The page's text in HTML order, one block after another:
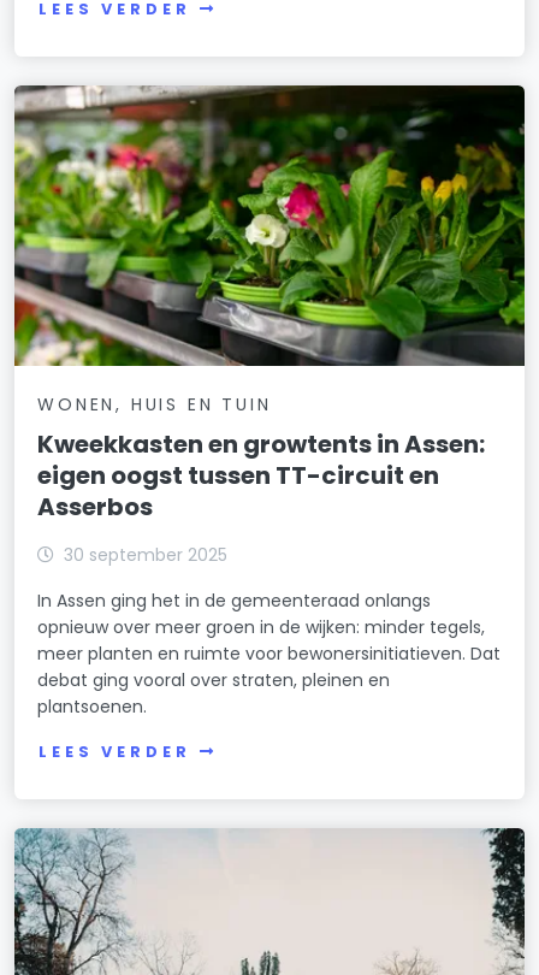
LEES VERDER
WONEN, HUIS EN TUIN
Kweekkasten en growtents in Assen:
eigen oogst tussen TT-circuit en
Asserbos
30 september 2025
In Assen ging het in de gemeenteraad onlangs
opnieuw over meer groen in de wijken: minder tegels,
meer planten en ruimte voor bewonersinitiatieven. Dat
debat ging vooral over straten, pleinen en
plantsoenen.
LEES VERDER